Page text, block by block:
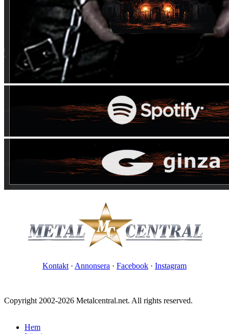
Kontakt · Annonsera · Facebook · Instagram
Copyright 2002-2026 Metalcentral.net. All rights reserved.
Hem